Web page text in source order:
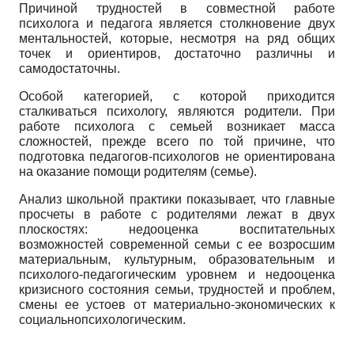
Причиной трудностей в совместной работе
психолога и педагога является столкновение двух
менталь­ностей, которые, несмотря на ряд общих
точек и ориентиров, достаточно различны и
самодостаточны.
Особой категорией, с которой приходится
сталкиваться психологу, являются родители. При
работе психолога с семьей возникает масса
сложностей, прежде всего по той причине, что
подготовка педагогов-психологов не ориентирована
на оказание помощи родителям (семье).
Анализ школьной практики показывает, что главные
просчеты в работе с родителями лежат в двух
плоскостях: недооценка воспитательных
возможностей современной семьи с ее возросшим
материальным, культурным, образовательным и
психолого-педагогическим уровнем и недооценка
кризисного состояния семьи, трудностей и проблем,
смены ее устоев от материально-экономических к
социально­психологическим.